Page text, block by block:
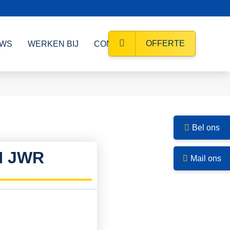
WERKEN BIJ CONTACT OFFERTE
JWR
Bel ons
Mail ons